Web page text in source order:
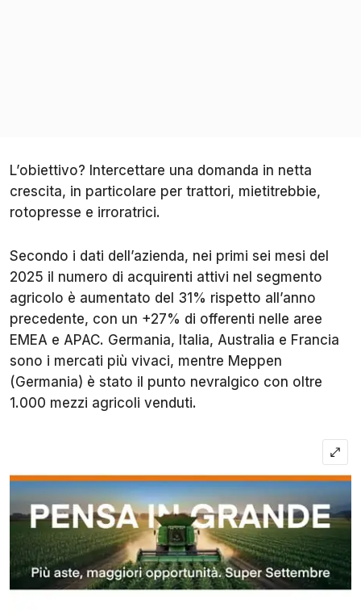
L’obiettivo? Intercettare una domanda in netta
crescita, in particolare per trattori, mietitrebbie,
rotopresse e irroratrici.
Secondo i dati dell’azienda, nei primi sei mesi del
2025 il numero di acquirenti attivi nel segmento
agricolo è aumentato del 31% rispetto all’anno
precedente, con un +27% di offerenti nelle aree
EMEA e APAC. Germania, Italia, Australia e Francia
sono i mercati più vivaci, mentre Meppen
(Germania) è stato il punto nevralgico con oltre
1.000 mezzi agricoli venduti.